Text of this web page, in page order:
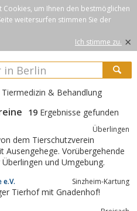
um Ihnen den bestmöglichen
weitersurfen stimmen Sie der
Ich stimme zu. ×
Tiermedizin & Behandlung
19 Ergebnisse gefunden
Überlingen
dem Tierschutzverein
Ausengehege. Vorübergehende
und Umgebung.
Sinzheim-Kartung
Tierhof mit Gnadenhof!